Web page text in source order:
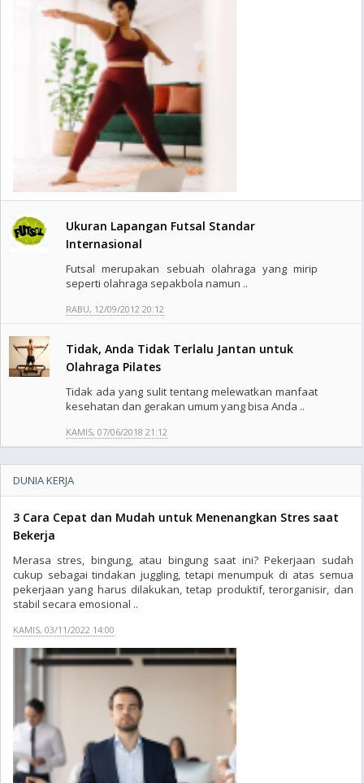
Ukuran Lapangan Futsal Standar
Internasional
Futsal merupakan sebuah olahraga yang mirip
seperti olahraga sepakbola namun ..
RABU, 12/09/2012 20:12
Tidak, Anda Tidak Terlalu Jantan untuk
Olahraga Pilates
Tidak ada yang sulit tentang melewatkan manfaat
kesehatan dan gerakan umum yang bisa Anda ..
KAMIS, 07/06/2018 21:12
DUNIA KERJA
3 Cara Cepat dan Mudah untuk Menenangkan Stres saat
Bekerja
Merasa stres, bingung, atau bingung saat ini? Pekerjaan sudah
cukup sebagai tindakan juggling, tetapi menumpuk di atas semua
pekerjaan yang harus dilakukan, tetap produktif, terorganisir, dan
stabil secara emosional ..
KAMIS, 03/11/2022 14:00